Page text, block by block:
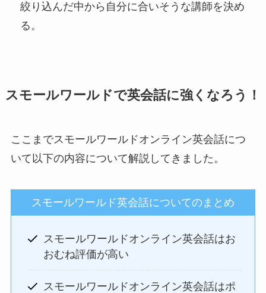
絞り込んだ中から自分に合いそうな講師を決め
る。
スモールワールドで英会話に強くなろう！
ここまでスモールワールドオンライン英会話につ
いて以下の内容について解説してきました。
スモールワールド英会話についてのまとめ
スモールワールドオンライン英会話はお
おむね評価が高い
スモールワールドオンライン英会話はポ